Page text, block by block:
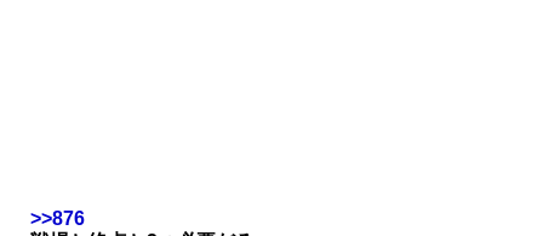
>>876